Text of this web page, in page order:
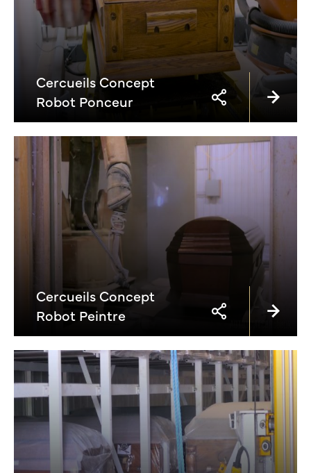
Cercueils Concept
Robot Ponceur
Cercueils Concept
Robot Peintre